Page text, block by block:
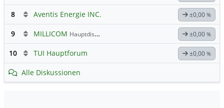
8 Aventis Energie INC. ±0,00 %
9 MILLICOM Hauptdiskussion ±0,00 %
10 TUI Hauptforum ±0,00 %
Alle Diskussionen